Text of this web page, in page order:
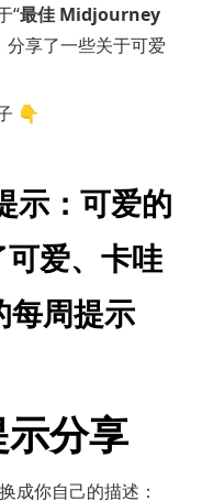
“最佳 Midjourney
分享了一些关于可爱
👇
：可爱的
爱、卡哇
每周提示
分享
成你自己的描述：